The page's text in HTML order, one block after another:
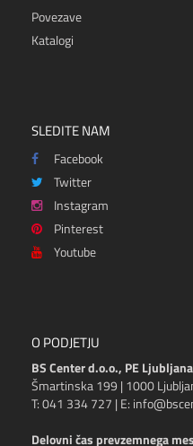
Povezave
Katalogi
SLEDITE NAM
Facebook
Twitter
Instagram
Pinterest
Youtube
O PODJETJU
BS Center d.o.o., PE Ljubljana
Šmartinska 199 | 1000
T: 041 334 727 | E:
Delovni čas prevzemnega